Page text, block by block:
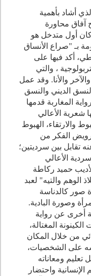
أشاد بأهمية
آفاق محاورة
أول متدخل هو
بـ "صراع الأنساق
أكد فيها على
، والتي
والأنا. وقد عمل
الديني والنسق
المغاربة قدمها
شعرية الأعالي
والارتقاء، الهبوط
الفكر من
تقابل بين سرديتين؛
الأعالي
حميد ركاطة
الوهم والتيه" لعبد
صور كالدناسة
وصورة البادية.
أخرى عن رواية
المغتالة،
من خلال المكان
على الشخصيات،
ومعاناته
واحتضار